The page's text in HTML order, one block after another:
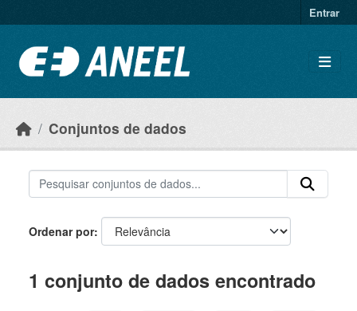
Entrar
Conjuntos de dados
Ordenar por
1 conjunto de dados encontrado